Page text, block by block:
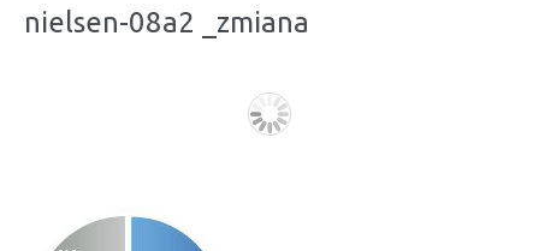
nielsen-08a2 _zmiana